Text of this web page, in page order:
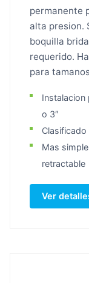
permanente
alta presion.
boquilla
requerido.
para
Instalacion
o 3″
Mas
retractable
Ver